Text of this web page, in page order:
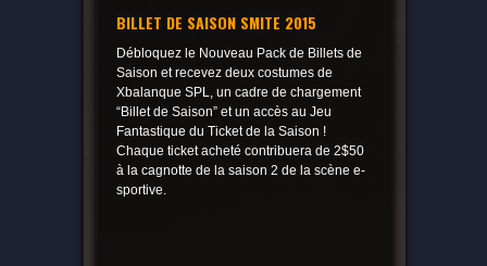
BILLET DE SAISON SMITE 2015
Débloquez le Nouveau Pack de Billets de
Saison et recevez deux costumes de
Xbalanque SPL, un cadre de chargement
“Billet de Saison” et un accès au Jeu
Fantastique du Ticket de la Saison !
Chaque ticket acheté contribuera de 2$50
à la cagnotte de la saison 2 de la scène e-
sportive.